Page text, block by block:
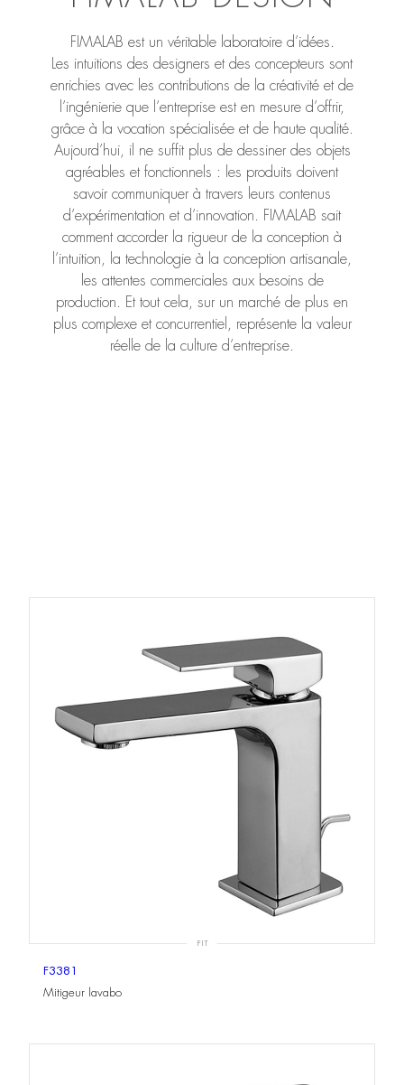
FIMALAB est un véritable laboratoire d’idées.
Les intuitions des designers et des concepteurs sont
enrichies avec les contributions de la créativité et de
l’ingénierie que l’entreprise est en mesure d’offrir,
grâce à la vocation spécialisée et de haute qualité.
Aujourd’hui, il ne suffit plus de dessiner des objets
agréables et fonctionnels : les produits doivent
savoir communiquer à travers leurs contenus
d’expérimentation et d’innovation. FIMALAB sait
comment accorder la rigueur de la conception à
l’intuition, la technologie à la conception artisanale,
les attentes commerciales aux besoins de
production. Et tout cela, sur un marché de plus en
plus complexe et concurrentiel, représente la valeur
réelle de la culture d’entreprise.
FIT
F3381
Mitigeur lavabo